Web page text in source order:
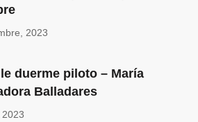
2023
duerme piloto – María
Balladares